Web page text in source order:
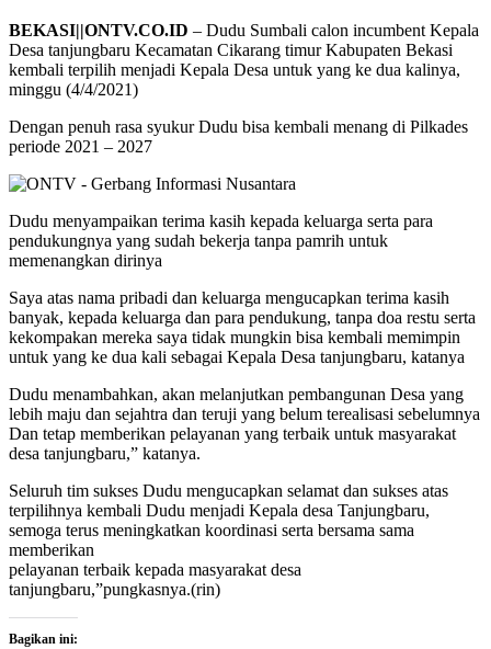
BEKASI||ONTV.CO.ID – Dudu Sumbali calon incumbent Kepala
Desa tanjungbaru Kecamatan Cikarang timur Kabupaten Bekasi
kembali terpilih menjadi Kepala Desa untuk yang ke dua kalinya,
minggu (4/4/2021)
Dengan penuh rasa syukur Dudu bisa kembali menang di Pilkades
periode 2021 – 2027
Dudu menyampaikan terima kasih kepada keluarga serta para
pendukungnya yang sudah bekerja tanpa pamrih untuk
memenangkan dirinya
Saya atas nama pribadi dan keluarga mengucapkan terima kasih
banyak, kepada keluarga dan para pendukung, tanpa doa restu serta
kekompakan mereka saya tidak mungkin bisa kembali memimpin
untuk yang ke dua kali sebagai Kepala Desa tanjungbaru, katanya
Dudu menambahkan, akan melanjutkan pembangunan Desa yang
lebih maju dan sejahtra dan teruji yang belum terealisasi sebelumnya
Dan tetap memberikan pelayanan yang terbaik untuk masyarakat
desa tanjungbaru,” katanya.
Seluruh tim sukses Dudu mengucapkan selamat dan sukses atas
terpilihnya kembali Dudu menjadi Kepala desa Tanjungbaru,
semoga terus meningkatkan koordinasi serta bersama sama
memberikan
pelayanan terbaik kepada masyarakat desa
tanjungbaru,”pungkasnya.(rin)
Bagikan ini: